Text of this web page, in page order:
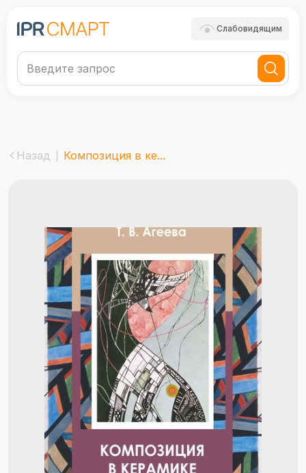
Слабовидящим
Назад Композиция в ке...